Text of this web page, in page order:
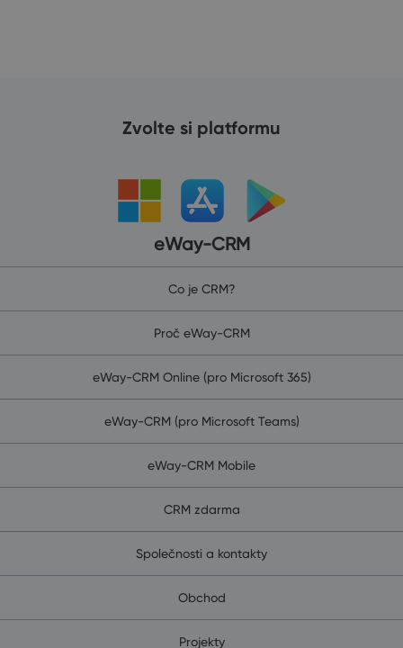
Zvolte si platformu
eWay-CRM
Co je CRM?
Proč eWay-CRM
eWay-CRM Online (pro Microsoft 365)
eWay-CRM (pro Microsoft Teams)
eWay-CRM Mobile
CRM zdarma
Společnosti a kontakty
Obchod
Projekty